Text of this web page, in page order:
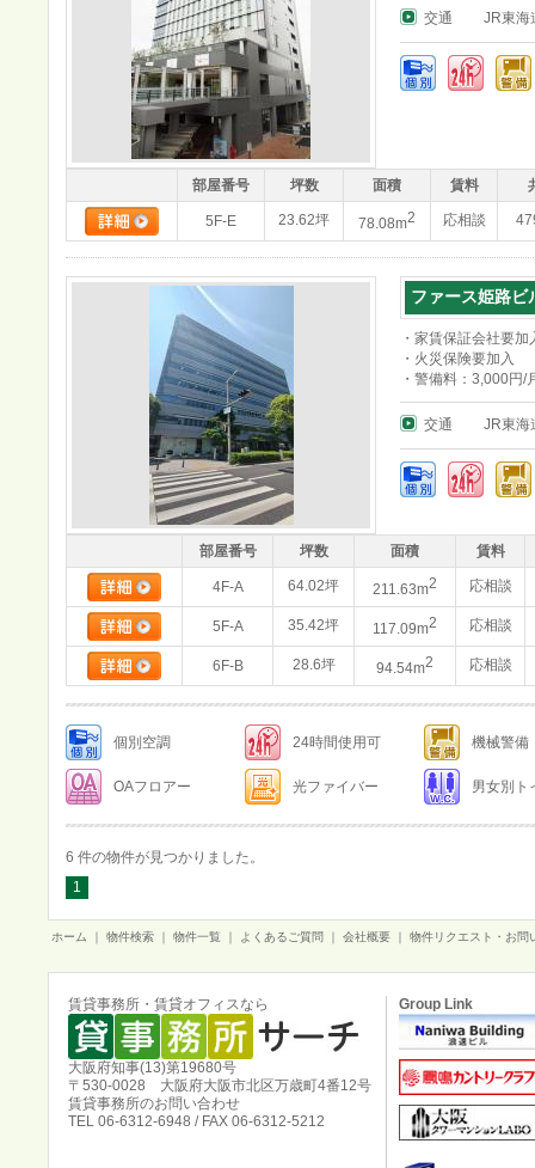
交通 JR東海
部屋番号 坪数 面積 賃料
5F-E 23.62坪 78.08m2 応相談
ファース姫路ビ
・家賃保証会社要加
・火災保険要加入
・警備料：3,000円/
交通 JR東海
部屋番号 坪数 面積 賃料
4F-A 64.02坪 211.63m2 応相談
5F-A 35.42坪 117.09m2 応相談
6F-B 28.6坪 94.54m2 応相談
個別空調 24時間使用可 機械警備
OAフロアー 光ファイバー 男女別ト
6 件の物件が見つかりました。
1
ホーム 物件検索 物件一覧 よくあるご質問 会社概要 物件リクエスト・お問
賃貸事務所・賃貸オフィスなら
大阪府知事(13)第19680号
〒530-0028 大阪府大阪市北区万歳町4番12号
賃貸事務所のお問い合わせ
TEL 06-6312-6948 / FAX 06-6312-5212
Group Link